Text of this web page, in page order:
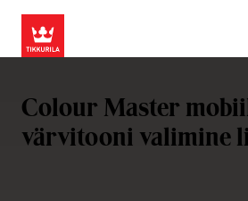
Colour Master
värvitooni valimine